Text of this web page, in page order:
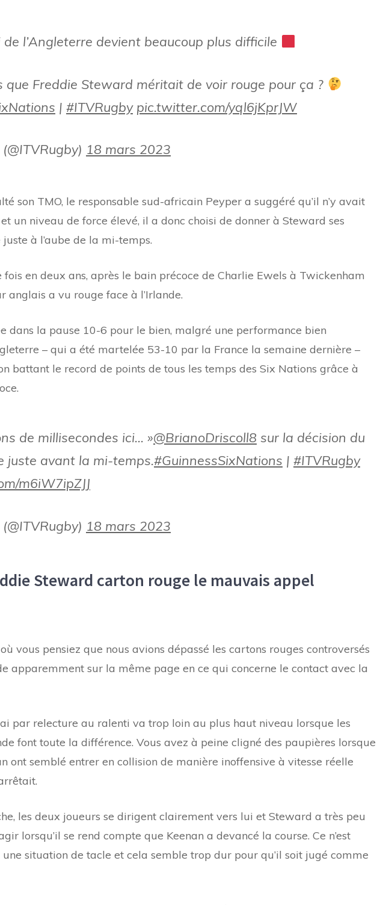
de l’Angleterre devient beaucoup plus difficile
que Freddie Steward méritait de voir rouge pour ça ?
| #ITVRugby pic.twitter.com/yql6jKprJW
18 mars 2023
son TMO, le responsable sud-africain Peyper a suggéré qu’il n’y avait
un niveau de force élevé, il a donc choisi de donner à Steward ses
à l’aube de la mi-temps.
en deux ans, après le bain précoce de Charlie Ewels à Twickenham
anglais a vu rouge face à l’Irlande.
dans la pause 10-6 pour le bien, malgré une performance bien
– qui a été martelée 53-10 par la France la semaine dernière –
battant le record de points de tous les temps des Six Nations grâce à
de millisecondes ici… »@BrianoDriscoll8 sur la décision du
juste avant la mi-temps.#GuinnessSixNations | #ITVRugby
m6iW7ipZJJ
18 mars 2023
Steward carton rouge le mauvais appel
vous pensiez que nous avions dépassé les cartons rouges controversés
apparemment sur la même page en ce qui concerne le contact avec la
par relecture au ralenti va trop loin au plus haut niveau lorsque les
font toute la différence. Vous avez à peine cligné des paupières lorsque
ont semblé entrer en collision de manière inoffensive à vitesse réelle
les deux joueurs se dirigent clairement vers lui et Steward a très peu
lorsqu’il se rend compte que Keenan a devancé la course. Ce n’est
situation de tacle et cela semble trop dur pour qu’il soit jugé comme